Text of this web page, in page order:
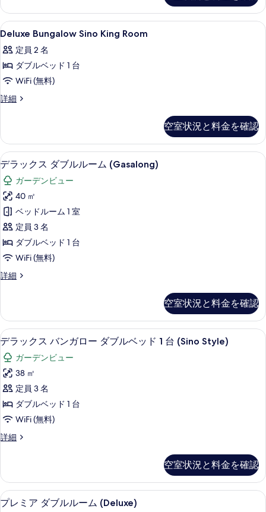
す
べ
て
の
写
真
を
す
る
ー
ス
イ
ト
の
細
Deluxe
Bungalow
Sino
King
Room
の
て
の
写
真
を
表
示
す
る
ミニバー、セーフティボックス (室内
8
Deluxe Bungalow Sino King Room
定員 2 名
ダブルベッド 1 台
WiFi (無料)
詳細
Deluxe
Room
の
詳
細
空室状況と料金を確認
デ
ラ
ッ
ク
ス
ダ
ブ
ル
ム
(Gasalong)
の
す
べ
て
の
写
真
示
す
デラックス ダブルルーム
12
デラックス ダブルルーム (Gasalong)
ガーデンビュー
40 ㎡
ベッドルーム 1 室
定員 3 名
ダブルベッド 1 台
WiFi (無料)
詳細
デ
ス
ダ
ブ
ル
ル
ー
ム
(Gasalong)
の
詳
細
空室状況と料金を確認
デ
ラ
ッ
ク
ス
バ
ガ
ー
ダ
ブ
デラックス バンガロー ダブルベッド
9
デラックス バンガロー ダブルベッド 1 台 (Sino Style)
ガーデンビュー
38 ㎡
定員 3 名
ダブルベッド 1 台
WiFi (無料)
詳細
デ
ス
バ
ン
空室状況と料金を確認
プ
プレミア ダブルルーム (Deluxe) | ミ
7
プレミア ダブルルーム (Deluxe)